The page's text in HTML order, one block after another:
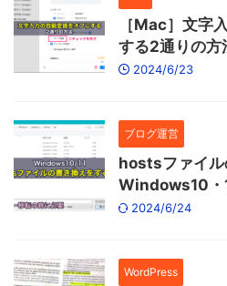
［Mac］文字
する2通りの方
2024/6/23
ブログ運営
hostsファイル
Windows10・
2024/6/24
WordPress